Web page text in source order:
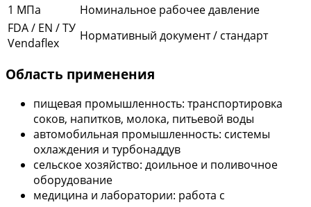
1 МПа
Номинальное рабочее давление
FDA / EN / ТУ
Vendaflex
Нормативный документ / стандарт
Область применения
пищевая промышленность: транспортировка
соков, напитков, молока, питьевой воды
автомобильная промышленность: системы
охлаждения и турбонаддув
сельское хозяйство: доильное и поливочное
оборудование
медицина и лаборатории: работа с